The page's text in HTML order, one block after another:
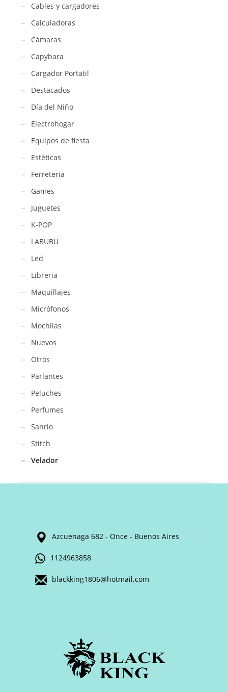
Cables y cargadores
Calculadoras
Cámaras
Capybara
Cargador Portatil
Destacados
Día del Niño
Electrohogar
Equipos de fiesta
Estéticas
Ferreteria
Games
Juguetes
K-POP
LABUBU
Led
Libreria
Maquillajes
Micrófonos
Mochilas
Nuevos
Otros
Parlantes
Peluches
Perfumes
Sanrio
Stitch
Velador
Azcuenaga 682 - Once - Buenos Aires
1124963858
blackking1806@hotmail.com